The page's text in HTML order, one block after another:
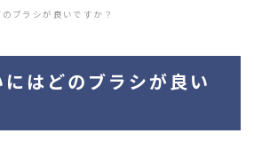
ブラシが良いですか？
はどのブラシが良い